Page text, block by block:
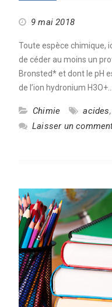
9 mai 2018
Toute espèce chimique,
de céder au moins un
Bronsted* et dont le pH
de l’ion hydronium H3O+…
Chimie acides,
Laisser un